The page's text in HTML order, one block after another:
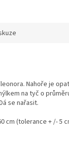
. Nahoře je
na tyč o
se nařasit.
cm (tolerance + /- 5